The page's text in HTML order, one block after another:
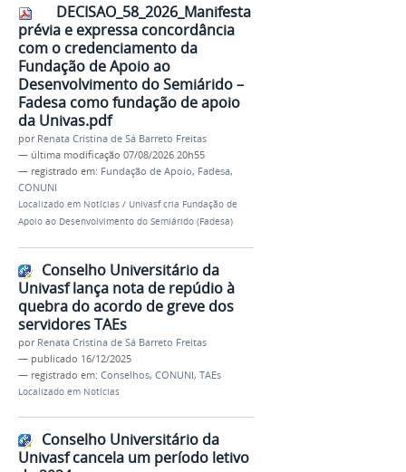
DECISAO_58_2026_Manifesta
prévia e expressa concordância
com o credenciamento da
Fundação de Apoio ao
Desenvolvimento do Semiárido –
Fadesa como fundação de apoio
da Univas.pdf
por Renata Cristina de Sá Barreto Freitas
— última modificação 07/08/2026 20h55
— registrado em: Fundação de Apoio, Fadesa,
CONUNI
Localizado em Notícias / Univasf cria Fundação de
Apoio ao Desenvolvimento do Semiárido (Fadesa)
Conselho Universitário da
Univasf lança nota de repúdio à
quebra do acordo de greve dos
servidores TAEs
por Renata Cristina de Sá Barreto Freitas
— publicado 16/12/2025
— registrado em: Conselhos, CONUNI, TAEs
Localizado em Notícias
Conselho Universitário da
Univasf cancela um período letivo